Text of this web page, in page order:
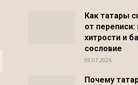
Как татары
от
хитрости и
сословие
09.07.2026
Почему